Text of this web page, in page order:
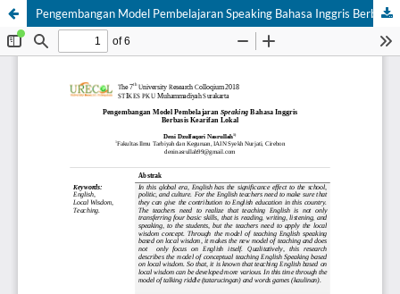
Pengembangan Model Pembelajaran Speaking Bahasa Inggris Berbasis Kearifan Loka